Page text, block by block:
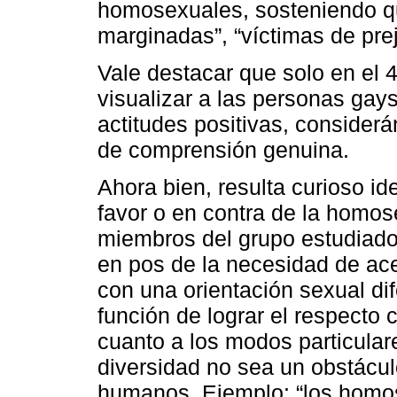
homosexuales, sosteniendo
marginadas”, “víctimas de
Vale destacar que solo en el
visualizar a las personas
actitudes positivas,
de comprensión genuina.
Ahora bien, resulta curioso
favor o en contra de la
miembros del grupo
en pos de la necesidad de
con una orientación sexual
función de lograr el respecto
cuanto a los modos
diversidad no sea un